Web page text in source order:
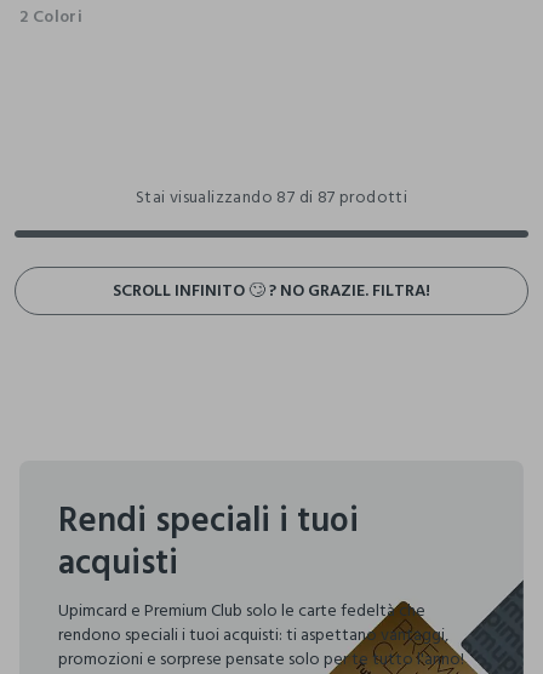
2 Colori
Stai visualizzando 87 di 87 prodotti
SCROLL INFINITO 🙄 ? NO GRAZIE. FILTRA!
Rendi speciali i tuoi
acquisti
Upimcard e Premium Club solo le carte fedeltà che
rendono speciali i tuoi acquisti: ti aspettano vantaggi,
promozioni e sorprese pensate solo per te tutto l'anno!